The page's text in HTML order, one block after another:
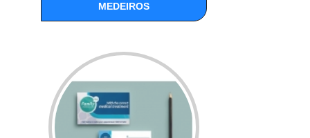
MEDEIROS